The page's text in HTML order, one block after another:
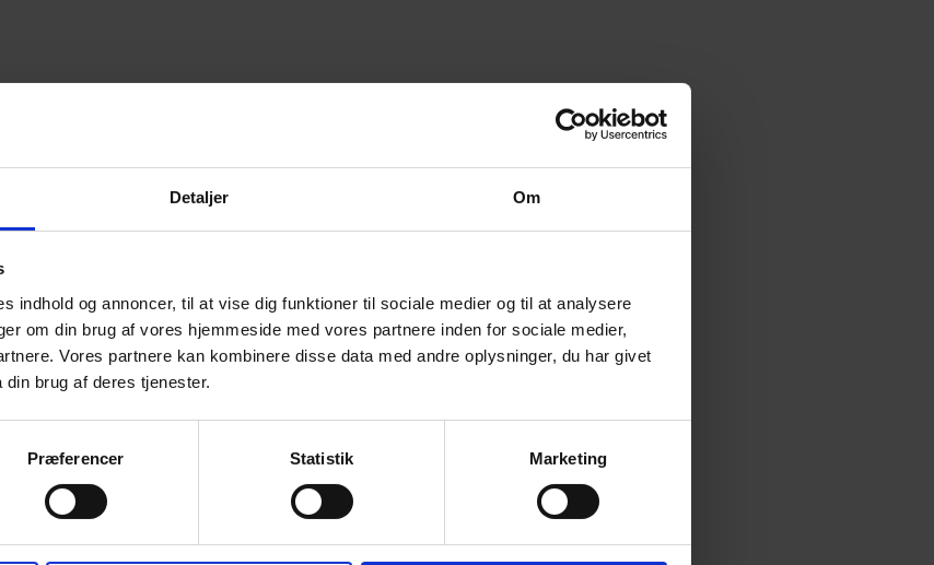
Detaljer Om
indhold og annoncer, til at vise dig funktioner til sociale medier og til at analysere
om din brug af vores hjemmeside med vores partnere inden for sociale medier,
Vores partnere kan kombinere disse data med andre oplysninger, du har givet
brug af deres tjenester.
Præferencer Statistik Marketing